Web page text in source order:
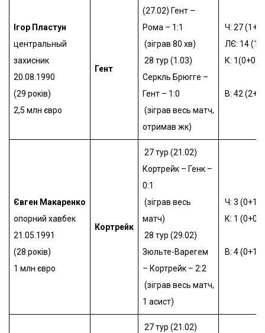
Ігор Пластун
центральный
захисник
20.08.1990
(29 років)
2,5 млн євро
Гент
(27.02) Гент –
Рома – 1:1
(зіграв 80 хв)
28 тур (1.03)
Серкль Брюгге –
Гент – 1:0
(зіграв весь матч,
отримав жк)
Ч: 27 (1+1)
ЛЄ: 14
К: 1(0+0)
В: 42 (2+1)
Євген Макаренко
опорний хавбек
21.05.1991
(28 років)
1 млн євро
Кортрейк
27 тур (21.02)
Кортрейк – Генк –
0:1
(зіграв весь
матч)
28 тур (29.02)
Зюльте-Варегем
– Кортрейк – 2:2
(зіграв весь матч,
1 асист)
Ч: 3 (0+1)
К: 1 (0+0)
В: 4 (0+1)
27 тур (21.02)